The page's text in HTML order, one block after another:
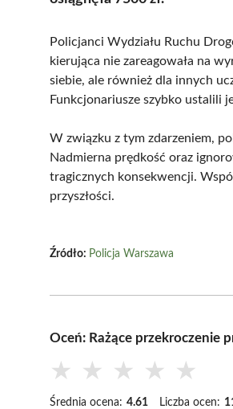
Policjanci Wydziału Ruchu
kierująca nie zareagowała na
siebie, ale również dla innych
Funkcjonariusze szybko ustalili
W związku z tym zdarzeniem,
Nadmierna prędkość oraz
tragicznych konsekwencji.
przyszłości.
Źródło: Policja Warszawa
Oceń: Rażące przekroczenie
★ ★ ★ ★ ★
Średnia ocena: 4.61 Liczba ocen: